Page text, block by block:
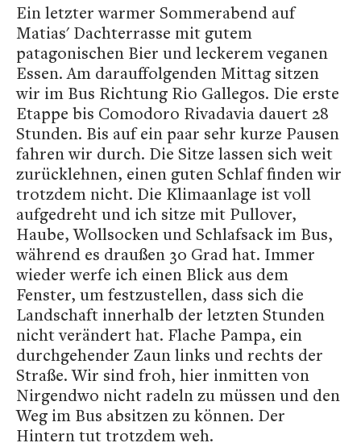
Ein letzter warmer Sommerabend auf
Matias' Dachterrasse mit gutem
patagonischen Bier und leckerem veganen
Essen. Am darauffolgenden Mittag sitzen
wir im Bus Richtung Rio Gallegos. Die erste
Etappe bis Comodoro Rivadavia dauert 28
Stunden. Bis auf ein paar sehr kurze Pausen
fahren wir durch. Die Sitze lassen sich weit
zurücklehnen, einen guten Schlaf finden wir
trotzdem nicht. Die Klimaanlage ist voll
aufgedreht und ich sitze mit Pullover,
Haube, Wollsocken und Schlafsack im Bus,
während es draußen 30 Grad hat. Immer
wieder werfe ich einen Blick aus dem
Fenster, um festzustellen, dass sich die
Landschaft innerhalb der letzten Stunden
nicht verändert hat. Flache Pampa, ein
durchgehender Zaun links und rechts der
Straße. Wir sind froh, hier inmitten von
Nirgendwo nicht radeln zu müssen und den
Weg im Bus absitzen zu können. Der
Hintern tut trotzdem weh.